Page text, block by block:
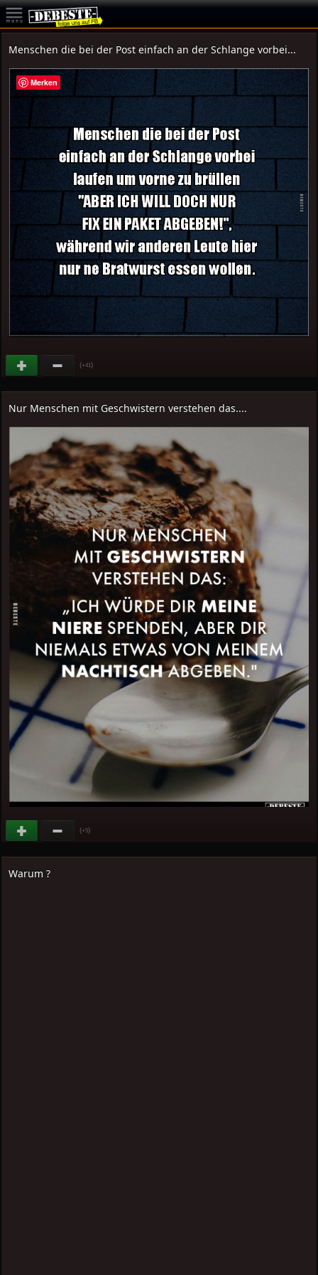
Menschen die bei der Post einfach an der Schlange vorbei...
(+41)
Nur Menschen mit Geschwistern verstehen das....
(+5)
Warum ?
Merken